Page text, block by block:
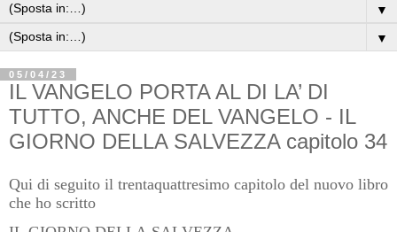
▼
▼
05/04/23
IL VANGELO PORTA AL DI LA’ DI
TUTTO, ANCHE DEL VANGELO - IL
GIORNO DELLA SALVEZZA capitolo 34
Qui di seguito il trentaquattresimo capitolo del nuovo libro
che ho scritto